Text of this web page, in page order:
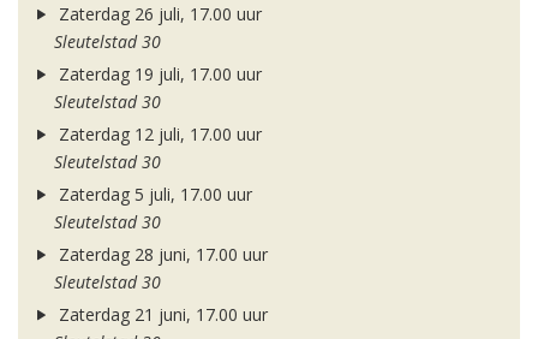
Zaterdag 26 juli, 17.00 uur
Sleutelstad 30
Zaterdag 19 juli, 17.00 uur
Sleutelstad 30
Zaterdag 12 juli, 17.00 uur
Sleutelstad 30
Zaterdag 5 juli, 17.00 uur
Sleutelstad 30
Zaterdag 28 juni, 17.00 uur
Sleutelstad 30
Zaterdag 21 juni, 17.00 uur